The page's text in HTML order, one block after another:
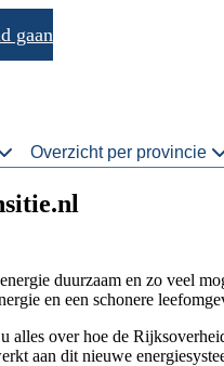
gaan
Overzicht per provincie
duurzaam en zo veel
en een schonere
alles over hoe de
aan dit nieuwe